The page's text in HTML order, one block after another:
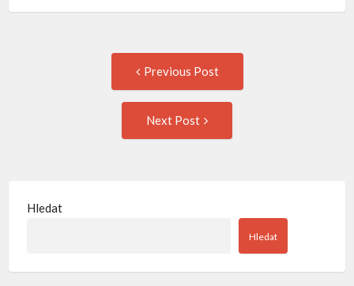
navigation
Previous Post
Next Post
Hledat
Hledat